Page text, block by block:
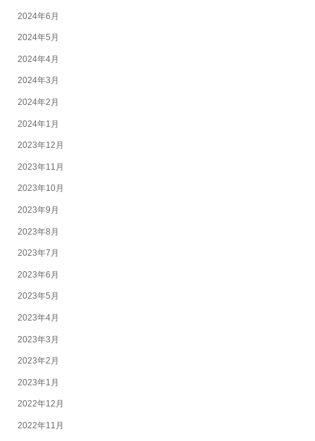
2024年6月
2024年5月
2024年4月
2024年3月
2024年2月
2024年1月
2023年12月
2023年11月
2023年10月
2023年9月
2023年8月
2023年7月
2023年6月
2023年5月
2023年4月
2023年3月
2023年2月
2023年1月
2022年12月
2022年11月